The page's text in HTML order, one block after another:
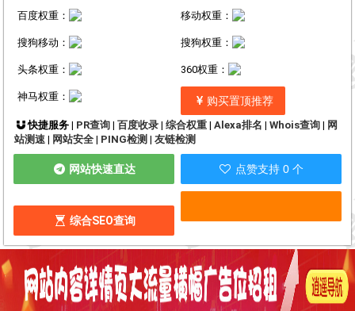
百度权重： 移动权重：
搜狗移动： 搜狗权重：
头条权重： 360权重：
神马权重： 购买置顶推荐
快捷服务 | PR查询| 百度收录| 综合权重| Alexa排名 | Whois查询| 网
站测速 | 网站安全 | PING检测 | 友链检测
网站快速直达 点赞支持 0 个
综合SEO查询